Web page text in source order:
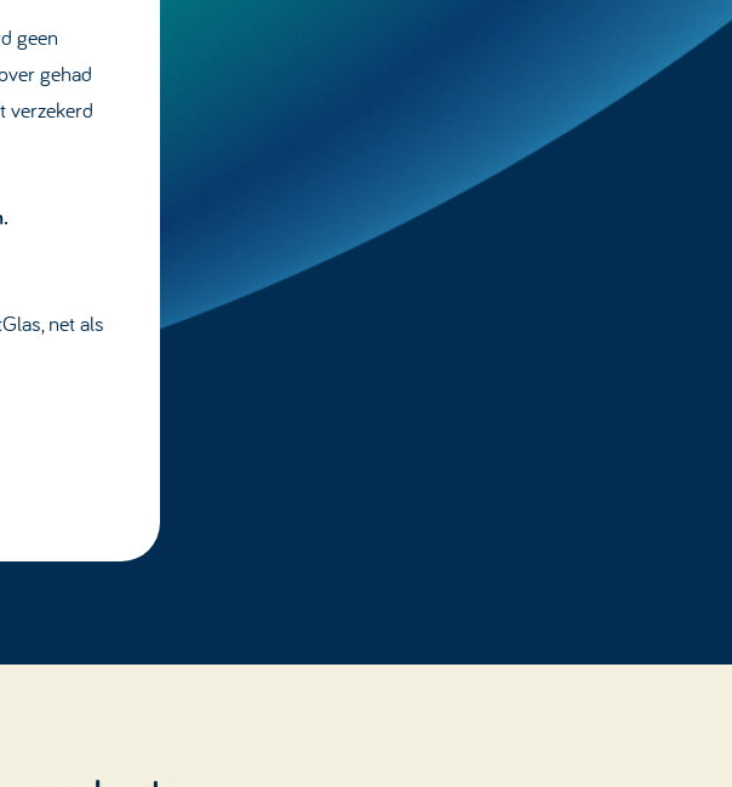
geen
gehad
verzekerd
net als